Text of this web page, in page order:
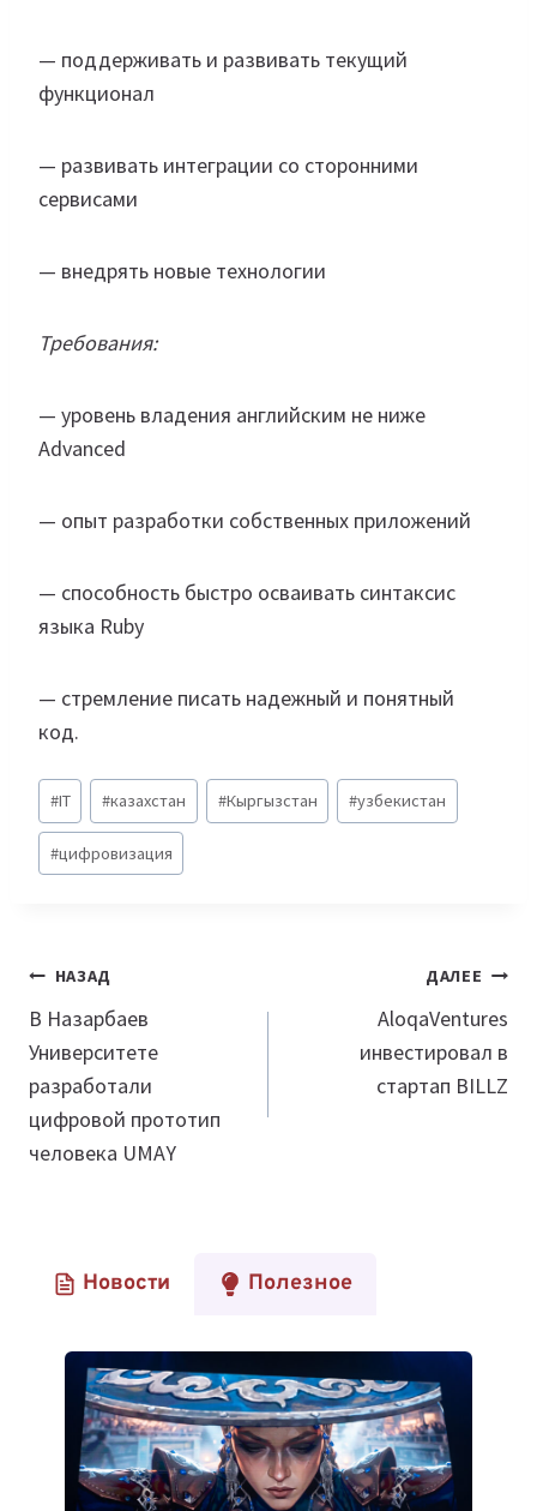
— поддерживать и развивать текущий
функционал
— развивать интеграции со сторонними
сервисами
— внедрять новые технологии
Требования:
— уровень владения английским не ниже
Advanced
— опыт разработки собственных приложений
— способность быстро осваивать синтаксис
языка Ruby
— стремление писать надежный и понятный
код.
Метки
записи:
#IT #казахстан #Кыргызстан #узбекистан
#цифровизация
Навигация
по
записям
НАЗАД
В Назарбаев
Университете
разработали
цифровой прототип
человека UMAY
ДАЛЕЕ
AloqaVentures
инвестировал в
стартап BILLZ
Новости Полезное